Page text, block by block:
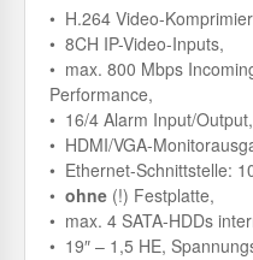
• H.264 Video-
• 8CH IP-Video-Inputs,
• max. 800 Mbps
Performance,
• 16/4 Alarm Input/Output,
• HDMI/VGA-
• Ethernet-Schnittstelle:
• ohne (!) Festplatte,
• max. 4 SATA-HDDs
• 19″ – 1,5 HE,